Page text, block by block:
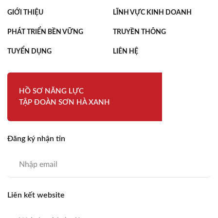
GIỚI THIỆU LĨNH VỰC KINH DOANH
PHÁT TRIỂN BỀN VỮNG TRUYỀN THÔNG
TUYỂN DỤNG LIÊN HỆ
HỒ SƠ NĂNG LỰC
TẬP ĐOÀN SƠN HÀ XANH
Đăng ký nhận tin
Liên kết website